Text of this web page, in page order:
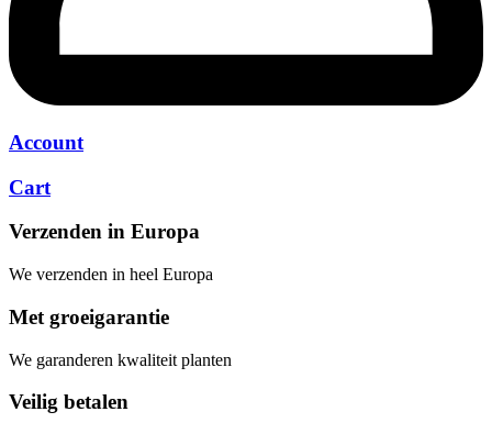
Account
Cart
Verzenden in Europa
We verzenden in heel Europa
Met groeigarantie
We garanderen kwaliteit planten
Veilig betalen